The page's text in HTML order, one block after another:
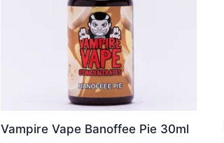
Vampire Vape Banoffee Pie 30ml